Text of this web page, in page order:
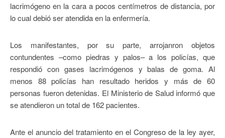
lacrimógeno en la cara a pocos centímetros de distancia, por
lo cual debió ser atendida en la enfermería.
Los manifestantes, por su parte, arrojanron objetos
contundentes –como piedras y palos– a los policías, que
respondió con gases lacrimógenos y balas de goma. Al
menos 88 policías han resultado heridos y más de 60
personas fueron detenidas. El Ministerio de Salud informó que
se atendieron un total de 162 pacientes.
Ante el anuncio del tratamiento en el Congreso de la ley ayer,